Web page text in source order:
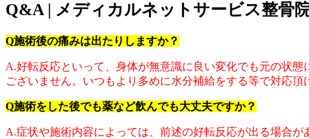
Q&A | メディカルネットサービス整骨
Q施術後の痛みは出たりしますか？
A.好転反応といって、身体が無意識に良い変化でも元の状
ございません。いつもより多めに水分補給をする等で対応頂
Q施術をした後でも薬など飲んでも大丈夫ですか？
A.症状や施術内容によっては、前述の好転反応が出る場合